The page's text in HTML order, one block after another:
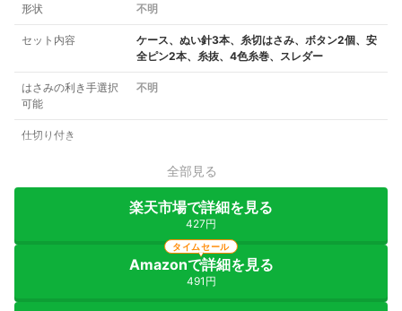
形状 不明
セット内容
ケース、ぬい針3本、糸切はさみ、ボタン2個、安
全ピン2本、糸抜、4色糸巻、スレダー
はさみの利き手選択
可能
不明
仕切り付き
全部見る
楽天市場で詳細を見る
427円
Amazonで詳細を見る
491円
タイムセール